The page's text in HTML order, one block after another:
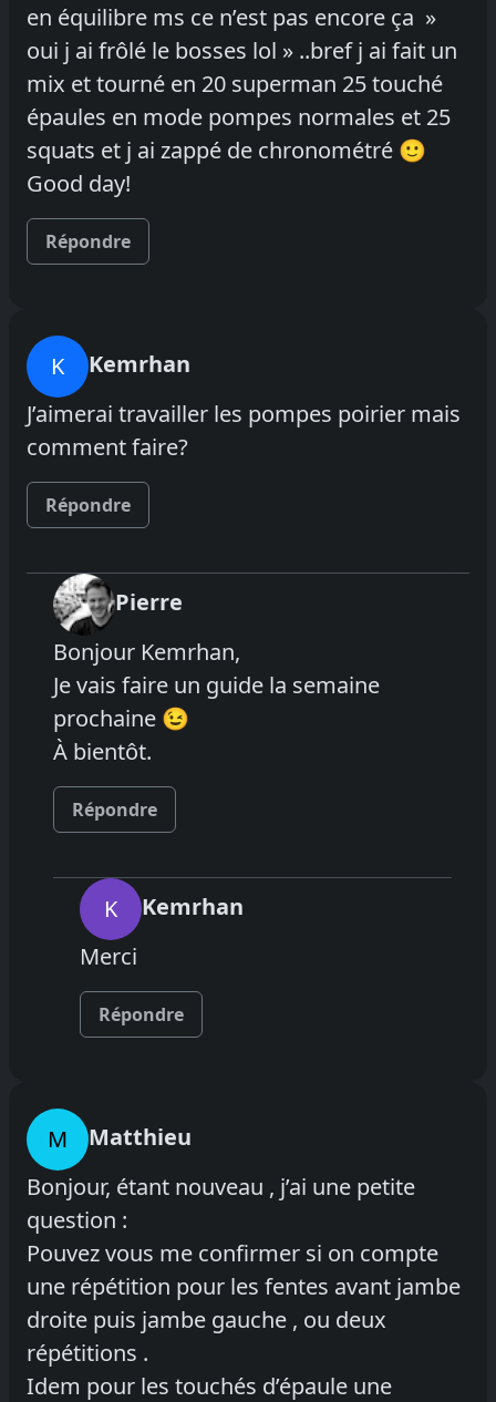
en équilibre ms ce n’est pas encore ça »
oui j ai frôlé le bosses lol » ..bref j ai fait un
mix et tourné en 20 superman 25 touché
épaules en mode pompes normales et 25
squats et j ai zappé de chronométré 🙂
Good day!
Répondre
K
Kemrhan
J’aimerai travailler les pompes poirier mais
comment faire?
Répondre
Pierre
Bonjour Kemrhan,
Je vais faire un guide la semaine
prochaine 😉
À bientôt.
Répondre
K
Kemrhan
Merci
Répondre
M
Matthieu
Bonjour, étant nouveau , j’ai une petite
question :
Pouvez vous me confirmer si on compte
une répétition pour les fentes avant jambe
droite puis jambe gauche , ou deux
répétitions .
Idem pour les touchés d’épaule une